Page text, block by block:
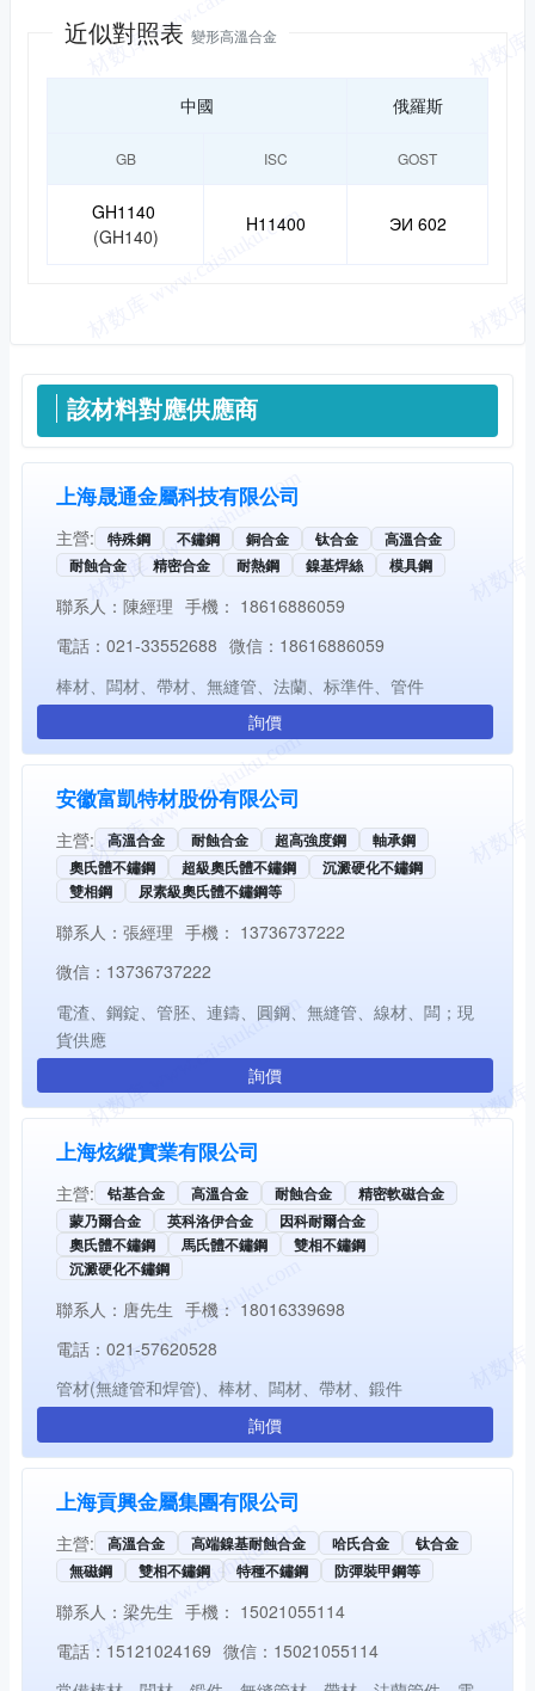
近似對照表 變形高溫合金
中國 俄羅斯
GB ISC GOST
GH1140
(GH140)
H11400 ЭИ 602
供應信息
該材料對應供應商
上海晟通金屬科技有限公司
主營: 特殊鋼 不鏽鋼 銅合金 钛合金
高溫合金
耐蝕合金
精密合金 耐熱鋼 鎳基焊絲 模具鋼
聯系人： 陳經理 手機： 18616886059
電話： 021-33552688 微信： 18616886059
棒材、闆材、帶材、無縫管、法蘭、标準件、管件
詢價
安徽富凱特材股份有限公司
主營: 高溫合金 耐蝕合金 超高強度鋼
軸承鋼
奧氏體不鏽鋼
超級奧氏體不鏽鋼
沉澱硬化不鏽鋼
雙相鋼
尿素級奧氏體不鏽鋼等
聯系人： 張經理 手機： 13736737222
微信： 13736737222
電渣、鋼錠、管胚、連鑄、圓鋼、無縫管、線材、闆；現
貨供應
詢價
上海炫縱實業有限公司
主營: 钴基合金 高溫合金 耐蝕合金
精密軟磁合金
蒙乃爾合金
英科洛伊合金
因科耐爾合金
奧氏體不鏽鋼
馬氏體不鏽鋼
雙相不鏽鋼
沉澱硬化不鏽鋼
聯系人： 唐先生 手機： 18016339698
電話： 021-57620528
管材(無縫管和焊管)、棒材、闆材、帶材、鍛件
詢價
上海貢興金屬集團有限公司
主營: 高溫合金 高端鎳基耐蝕合金 哈氏合金
钛合金
無磁鋼
雙相不鏽鋼 特種不鏽鋼 防彈裝甲鋼等
聯系人： 梁先生 手機： 15021055114
電話： 15121024169 微信： 15021055114